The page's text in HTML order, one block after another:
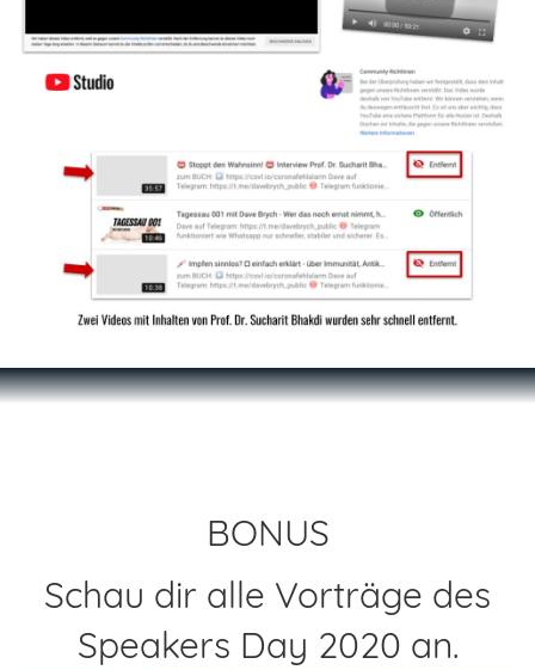
BONUS
Schau dir alle Vorträge des
Speakers Day 2020 an.